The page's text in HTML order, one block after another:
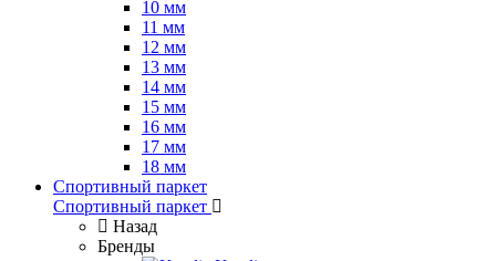
10 мм
11 мм
12 мм
13 мм
14 мм
15 мм
16 мм
17 мм
18 мм
Спортивный паркет
Спортивный паркет
Назад
Бренды